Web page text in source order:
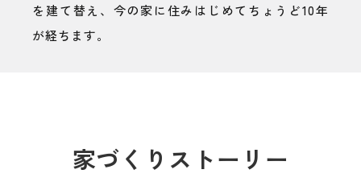
を建て替え、今の家に住みはじめてちょうど10年
が経ちます。
家づくりストーリー